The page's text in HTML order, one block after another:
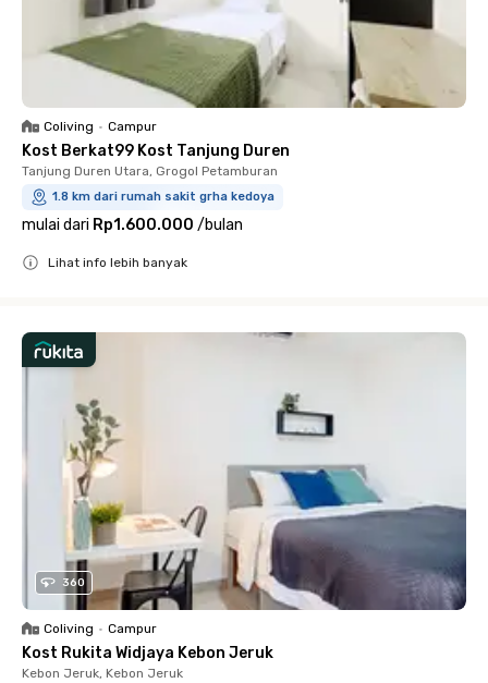
Coliving • Campur
Kost Berkat99 Kost Tanjung Duren
Tanjung Duren Utara, Grogol Petamburan
1.8 km dari rumah sakit grha kedoya
mulai dari Rp1.600.000 /bulan
Lihat info lebih banyak
360
Coliving • Campur
Kost Rukita Widjaya Kebon Jeruk
Kebon Jeruk, Kebon Jeruk